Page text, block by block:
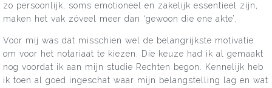
zo persoonlijk, soms emotioneel en zakelijk essentieel zijn,
maken het vak zóveel meer dan ‘gewoon die ene akte’.
Voor mij was dat misschien wel de belangrijkste motivatie
om voor het notariaat te kiezen. Die keuze had ik al gemaakt
nog voordat ik aan mijn studie Rechten begon. Kennelijk heb
ik toen al goed ingeschat waar mijn belangstelling lag en wat